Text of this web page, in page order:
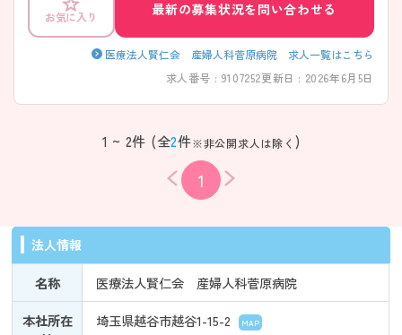
お気に入り 最新の募集状況を問い合わせる
医療法人賢仁会 産婦人科菅原病院 求人一覧はこちら
求人番号 : 9107252更新日 : 2026年6月5日
1 ~ 2件 (全2件※非公開求人は除く )
1
法人情報
名称
医療法人賢仁会 産婦人科菅原病院
本社所在
埼玉県越谷市越谷1-15-2 MAP